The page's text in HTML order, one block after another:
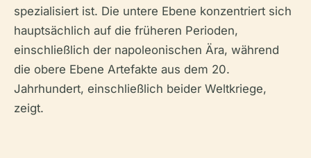
spezialisiert ist. Die untere Ebene konzentriert sich
hauptsächlich auf die früheren Perioden,
einschließlich der napoleonischen Ära, während
die obere Ebene Artefakte aus dem 20.
Jahrhundert, einschließlich beider Weltkriege,
zeigt.